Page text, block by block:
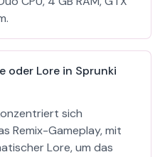
oder Lore in Sprunki
sich
Remix-Gameplay, mit
Lore, um das